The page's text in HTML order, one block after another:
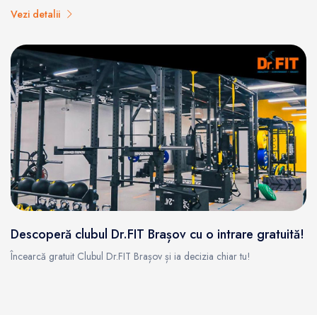
Vezi detalii
Descoperă clubul Dr.FIT Brașov cu o intrare gratuită!
Încearcă gratuit Clubul Dr.FIT Brașov și ia decizia chiar tu!